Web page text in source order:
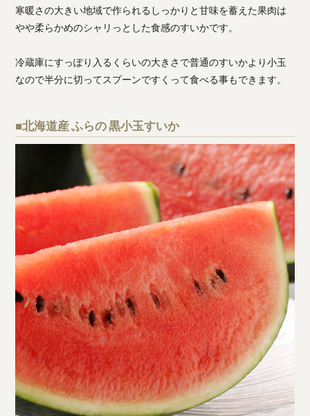
寒暖さの大きい地域で作られるしっかりと甘味を蓄えた果肉は
やや柔らかめのシャリっとした食感のすいかです。
冷蔵庫にすっぽり入るくらいの大きさで普通のすいかより小玉
なので半分に切ってスプーンですくって食べる事もできます。
■北海道産 ふらの 黒小玉すいか